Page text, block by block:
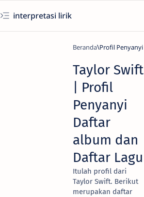
interpretasi lirik
Beranda Profil Penyanyi
Taylor Swift
| Profil
Penyanyi
Daftar
album dan
Daftar Lagu
Itulah profil dari
Taylor Swift. Berikut
merupakan daftar